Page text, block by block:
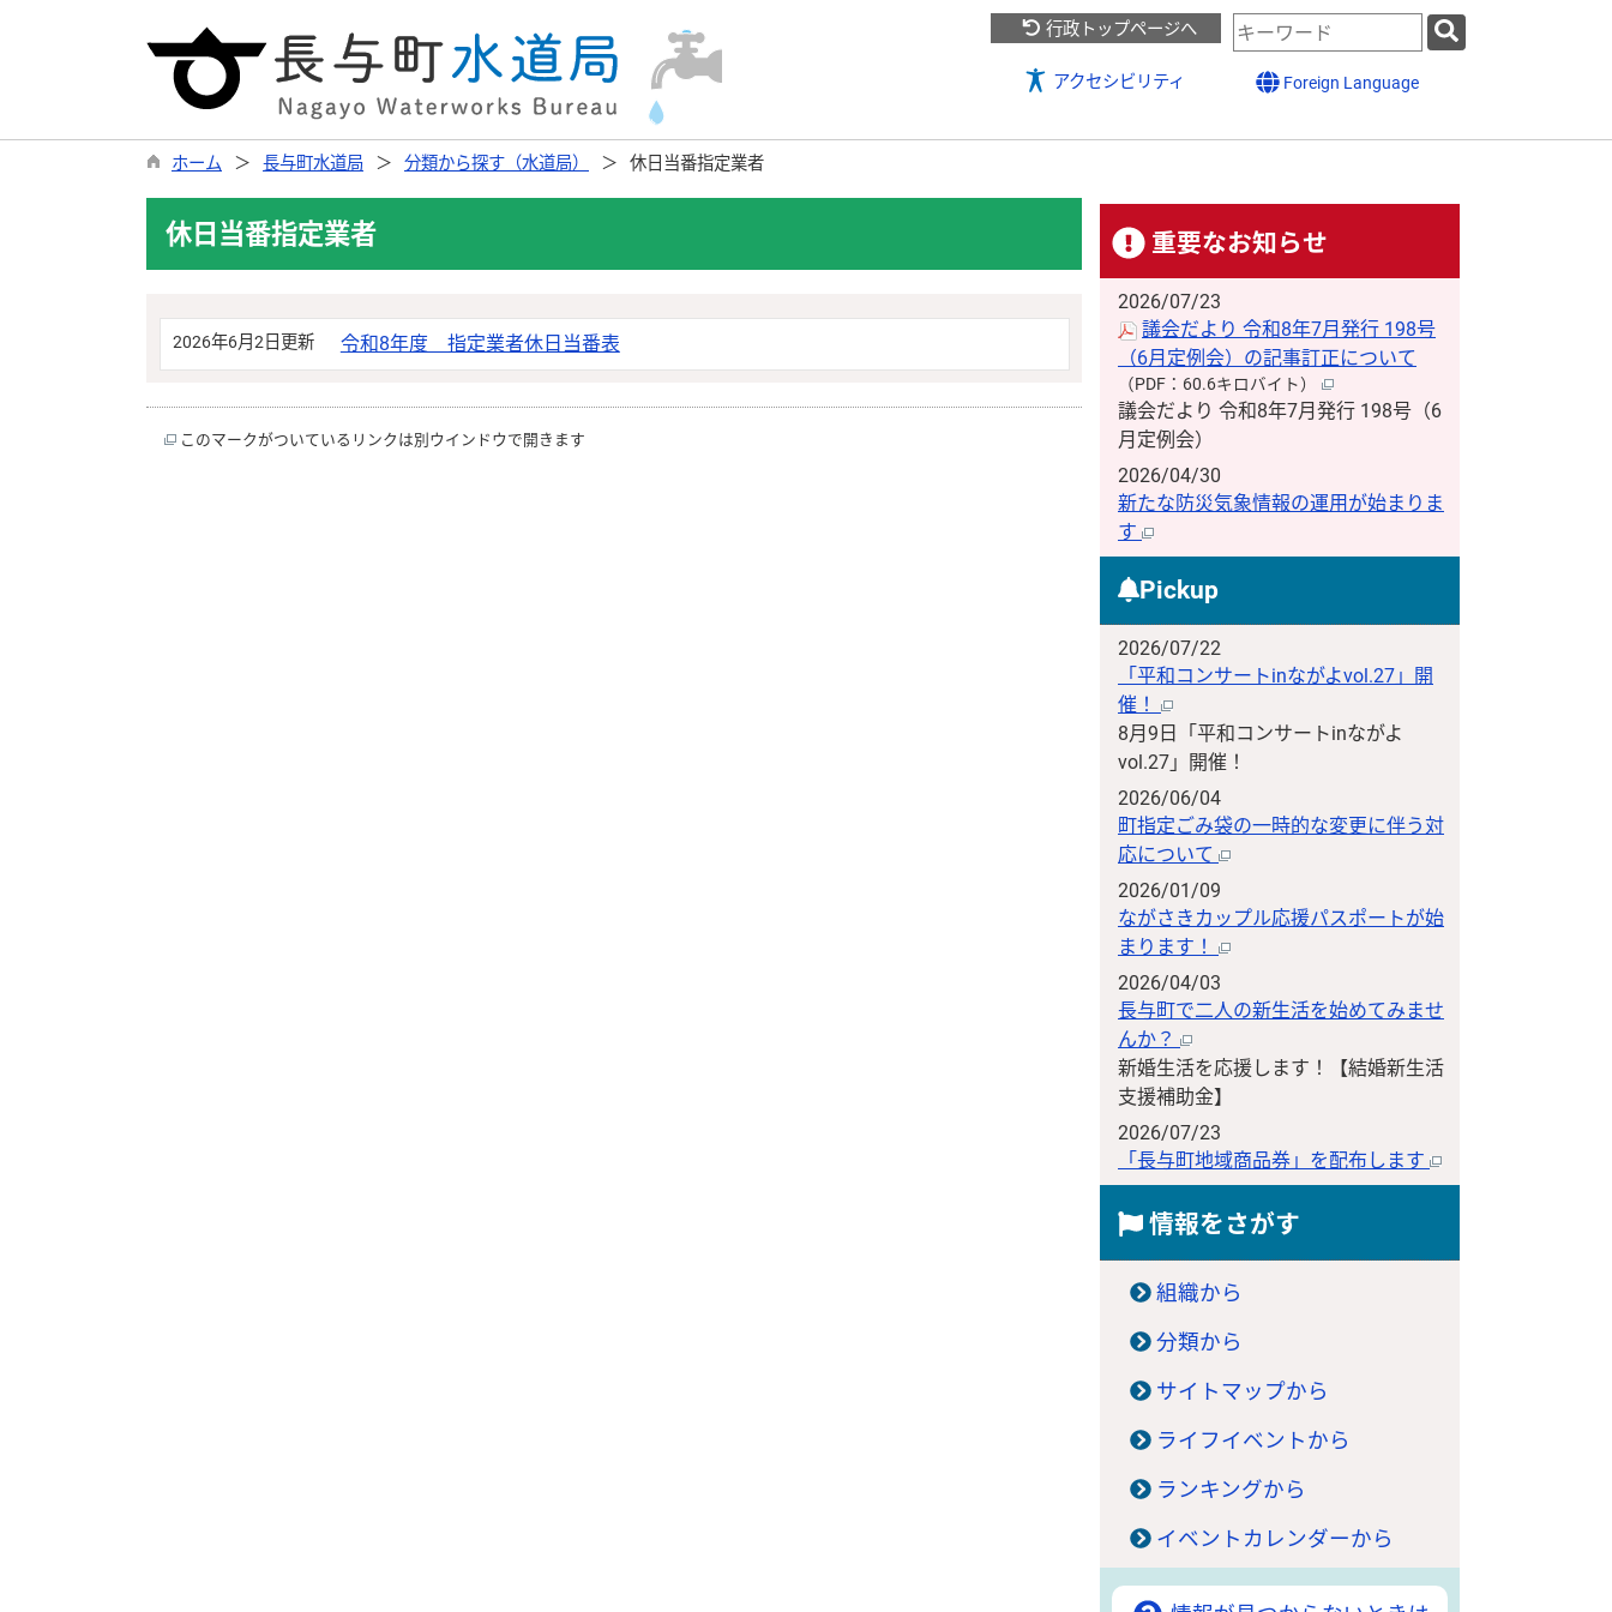
行政トップページへ
検
索
アクセシビリティ Foreign Language
ホーム 長与町水道局 分類から探す（水道局） 休日当番指定業者
休日当番指定業者
2026年6月2日更新 令和8年度 指定業者休日当番表
このマークがついているリンクは別ウインドウで開きます
重要なお知らせ
2026/07/23
議会だより 令和8年7月発行 198号
（6月定例会）の記事訂正について
（PDF：60.6キロバイト）
議会だより 令和8年7月発行 198号（6
月定例会）
2026/04/30
新たな防災気象情報の運用が始まりま
す
Pickup
2026/07/22
「平和コンサートinながよvol.27」開
催！
8月9日「平和コンサートinながよ
vol.27」開催！
2026/06/04
町指定ごみ袋の一時的な変更に伴う対
応について
2026/01/09
ながさきカップル応援パスポートが始
まります！
2026/04/03
長与町で二人の新生活を始めてみませ
んか？
新婚生活を応援します！【結婚新生活
支援補助金】
2026/07/23
「長与町地域商品券」を配布します
情報をさがす
組織から
分類から
サイトマップから
ライフイベントから
ランキングから
イベントカレンダーから